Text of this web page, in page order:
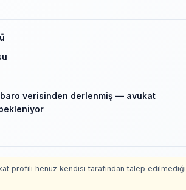
baro verisinden derlenmiş — avukat
profili henüz kendisi tarafından talep edilmediği